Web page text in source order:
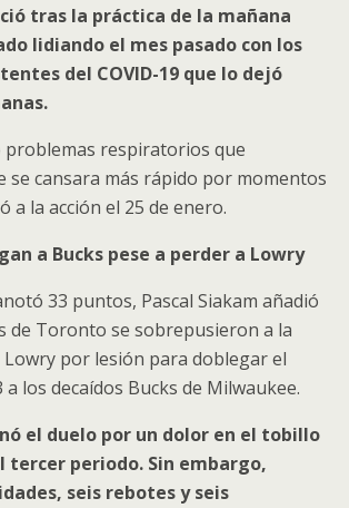
tras la práctica de la mañana
lidiando el mes pasado con los
del COVID-19 que lo dejó
problemas respiratorios que
se cansara más rápido por momentos
a la acción el 25 de enero.
a Bucks pese a perder a Lowry
33 puntos, Pascal Siakam añadió
de Toronto se sobrepusieron a la
Lowry por lesión para doblegar el
los decaídos Bucks de Milwaukee.
el duelo por un dolor en el tobillo
tercer periodo. Sin embargo,
seis rebotes y seis